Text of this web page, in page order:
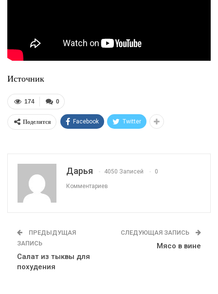
Источник
0
174
Поделится Facebook Twitter
Дарья 4050 Записей 0
Комментариев
ПРЕДЫДУЩАЯ
ЗАПИСЬ
Салат из тыквы для
похудения
СЛЕДУЮЩАЯ ЗАПИСЬ
Мясо в вине